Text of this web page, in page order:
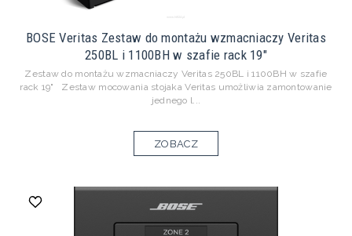
BOSE Veritas Zestaw do montażu wzmacniaczy Veritas
250BL i 1100BH w szafie rack 19"
Zestaw do montażu wzmacniaczy Veritas 250BL i 1100BH w szafie
rack 19" Zestaw mocowania stojaka Veritas umożliwia zamontowanie
jednego l...
ZOBACZ